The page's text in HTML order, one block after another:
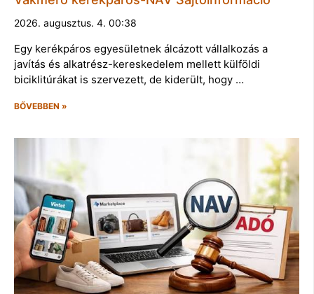
2026. augusztus. 4. 00:38
Egy kerékpáros egyesületnek álcázott vállalkozás a
javítás és alkatrész-kereskedelem mellett külföldi
biciklitúrákat is szervezett, de kiderült, hogy …
BŐVEBBEN »